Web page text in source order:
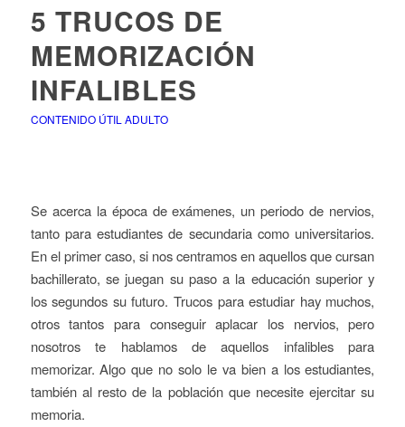
5 TRUCOS DE
MEMORIZACIÓN
INFALIBLES
CONTENIDO ÚTIL ADULTO
Se acerca la época de exámenes, un periodo de nervios,
tanto para estudiantes de secundaria como universitarios.
En el primer caso, si nos centramos en aquellos que cursan
bachillerato, se juegan su paso a la educación superior y
los segundos su futuro. Trucos para estudiar hay muchos,
otros tantos para conseguir aplacar los nervios, pero
nosotros te hablamos de aquellos infalibles para
memorizar. Algo que no solo le va bien a los estudiantes,
también al resto de la población que necesite ejercitar su
memoria.